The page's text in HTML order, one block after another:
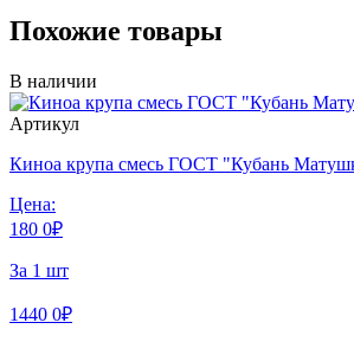
Похожие товары
В наличии
Артикул
Киноа крупа смесь ГОСТ "Кубань
Цена:
180 0₽
За 1 шт
1440 0₽